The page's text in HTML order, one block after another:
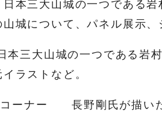
三大山城の一つである岩村
山城について、パネル展示
大山城の一つである岩村
ラストなど。
ーナー 長野剛氏が描いた